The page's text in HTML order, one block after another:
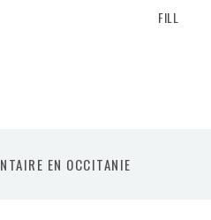
FILL
EN OCCITANIE